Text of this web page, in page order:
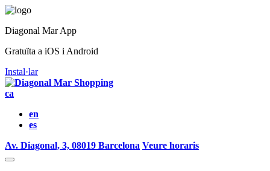
Diagonal Mar App
Gratuïta a iOS i Android
Instal·lar
ca
en
es
Av. Diagonal, 3, 08019 Barcelona Veure horaris